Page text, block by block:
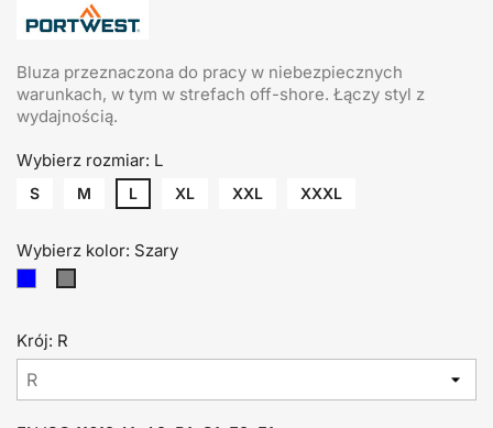
Bluza przeznaczona do pracy w niebezpiecznych
warunkach, w tym w strefach off-shore. Łączy styl z
wydajnością.
Wybierz rozmiar: L
S M L XL XXL XXXL
Wybierz kolor: Szary
Krój: R